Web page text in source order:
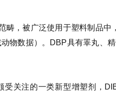
畴，被广泛使用于塑料制品
物数据）。DBP具有睪丸、
关注的一类新型增塑剂，